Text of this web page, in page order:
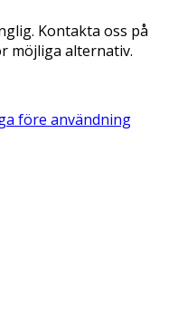
Kontakta oss på
möjliga alternativ.
före användning